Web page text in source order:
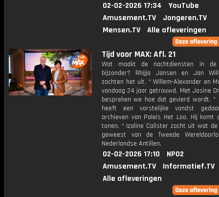
02-02-2026 17:34
YouTube
Amusement.TV
Jongeren.TV
Mensen.TV
Alle afleveringen
Tijd voor MAX: Afl. 21
Wat maakt de nachtdiensten in
bijzonder? Rhijja Jansen en Jan
zochten het uit. * Willem-Alexander en
vandaag 24 jaar getrouwd. Met Josine
bespreken we hoe dat gevierd wordt. *
heeft een vorstelijke vondst
archieven van Paleis Het Loo. Hij komt
tonen. * Izaline Calister zocht uit wat
geweest van de Tweede
Nederlandse Antillen.
02-02-2026 17:10
NPO2
Amusement.TV
Informatief.TV
Alle afleveringen